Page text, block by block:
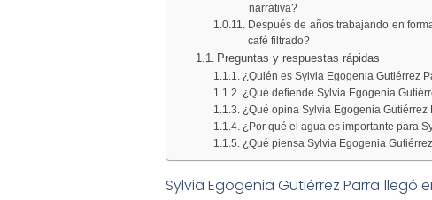
narrativa?
Después de años trabajando en
café filtrado?
Preguntas y respuestas rápidas
¿Quién es Sylvia Egogenia Gutiérrez
¿Qué defiende Sylvia Egogenia
¿Qué opina Sylvia Egogenia
¿Por qué el agua es importante para
¿Qué piensa Sylvia Egogenia
Sylvia Egogenia Gutiérrez Parra